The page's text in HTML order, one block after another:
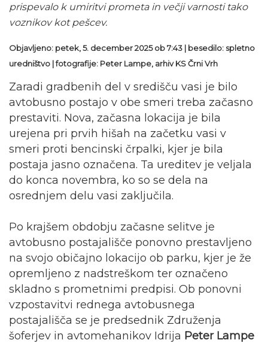
prispevalo k umiritvi prometa in večji varnosti tako
voznikov kot pešcev.
Objavljeno: petek, 5. december 2025 ob 7:43 | besedilo: spletno
uredništvo |fotografije: Peter Lampe, arhiv KS Črni Vrh
Zaradi gradbenih del v središču vasi je bilo
avtobusno postajo v obe smeri treba začasno
prestaviti. Nova, začasna lokacija je bila
urejena pri prvih hišah na začetku vasi v
smeri proti bencinski črpalki, kjer je bila
postaja jasno označena. Ta ureditev je veljala
do konca novembra, ko so se dela na
osrednjem delu vasi zaključila.
Po krajšem obdobju začasne selitve je
avtobusno postajališče ponovno prestavljeno
na svojo običajno lokacijo ob parku, kjer je že
opremljeno z nadstreškom ter označeno
skladno s prometnimi predpisi. Ob ponovni
vzpostavitvi rednega avtobusnega
postajališča se je predsednik Združenja
šoferjev in avtomehanikov Idrija Peter Lampe